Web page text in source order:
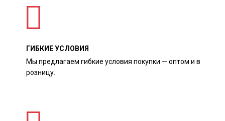
ГИБКИЕ УСЛОВИЯ
Мы предлагаем гибкие условия покупки — оптом и в
розницу.